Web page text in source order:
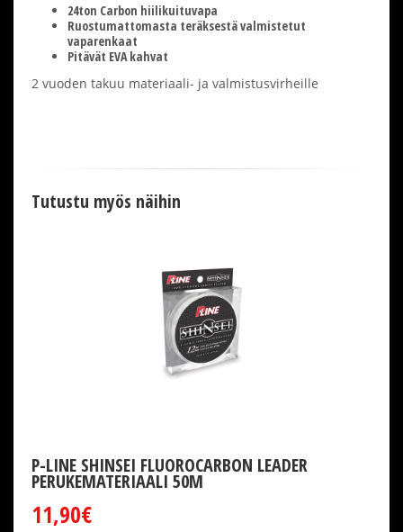
24ton Carbon hiilikuituvapa
Ruostumattomasta teräksestä valmistetut
vaparenkaat
Pitävät EVA kahvat
2 vuoden takuu materiaali- ja valmistusvirheille
Tutustu myös näihin
P-LINE SHINSEI FLUOROCARBON LEADER
PERUKEMATERIAALI 50M
11,90€